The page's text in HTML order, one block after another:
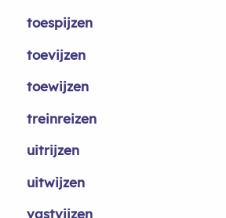
toespijzen
toevijzen
toewijzen
treinreizen
uitrijzen
uitwijzen
vastvijzen